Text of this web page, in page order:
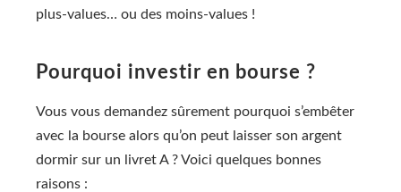
plus-values… ou des moins-values !
Pourquoi investir en bourse ?
Vous vous demandez sûrement pourquoi s’embêter
avec la bourse alors qu’on peut laisser son argent
dormir sur un livret A ? Voici quelques bonnes
raisons :